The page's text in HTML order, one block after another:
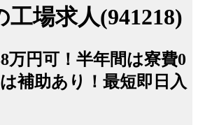
工場求人(941218)
万円可！半年間は寮費0
補助あり！最短即日入